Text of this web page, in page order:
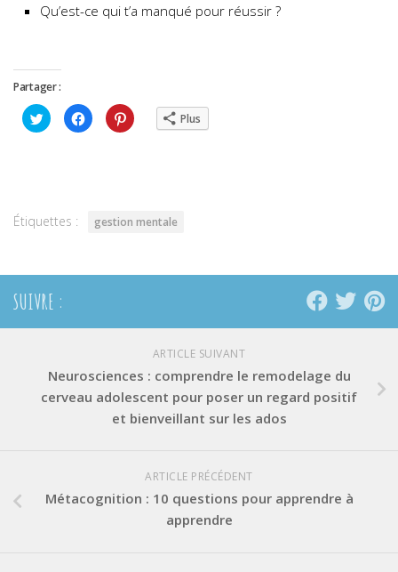
Qu’est-ce qui t’a manqué pour réussir ?
Partager :
Cliquez
pour
partager
Cliquez
pour
partager
Cliquez
pour Plus
Étiquettes : gestion mentale
SUIVRE :
ARTICLE SUIVANT
Neurosciences : comprendre le remodelage du
cerveau adolescent pour poser un regard positif
et bienveillant sur les ados
ARTICLE PRÉCÉDENT
Métacognition : 10 questions pour apprendre à
apprendre